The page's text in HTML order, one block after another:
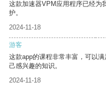
这款加速器VPM应用程序已经为
护。
2024-11-18
游客
这款app的课程非常丰富，可以
己感兴趣的知识。
2024-11-18